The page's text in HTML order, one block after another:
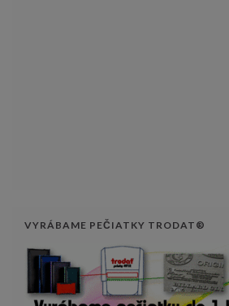
VYRÁBAME PEČIATKY TRODAT®